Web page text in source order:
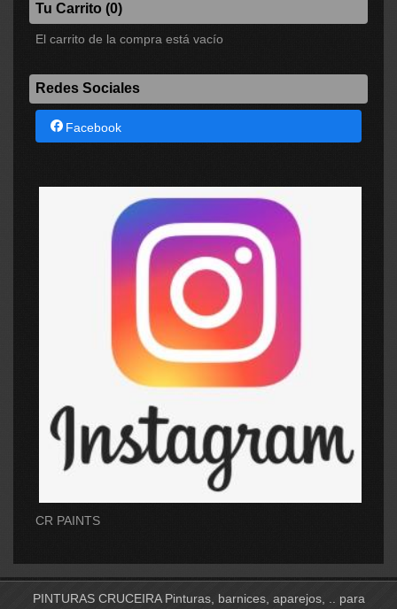
Tu Carrito (0)
El carrito de la compra está vacío
Redes Sociales
Facebook
CR PAINTS
PINTURAS CRUCEIRA Pinturas, barnices, aparejos, .. para